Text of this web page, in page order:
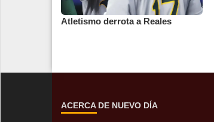
Atletismo derrota a Reales
ACERCA DE NUEVO DÍA